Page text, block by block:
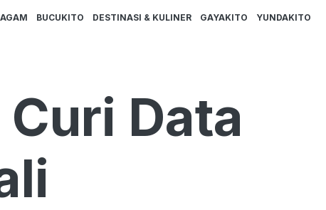
BUCUKITO DESTINASI & KULINER GAYAKITO YUNDAKITO
Data